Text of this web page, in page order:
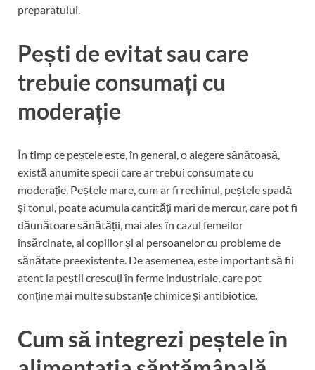
preparatului.
Pești de evitat sau care
trebuie consumați cu
moderație
În timp ce peștele este, în general, o alegere sănătoasă,
există anumite specii care ar trebui consumate cu
moderație. Peștele mare, cum ar fi rechinul, peștele spadă
și tonul, poate acumula cantități mari de mercur, care pot fi
dăunătoare sănătății, mai ales în cazul femeilor
însărcinate, al copiilor și al persoanelor cu probleme de
sănătate preexistente. De asemenea, este important să fii
atent la peștii crescuți în ferme industriale, care pot
conține mai multe substanțe chimice și antibiotice.
Cum să integrezi peștele în